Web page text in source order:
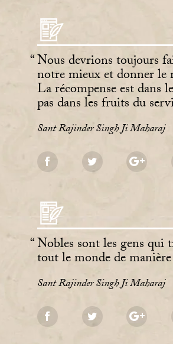
Nous devrions toujours
notre mieux et donner le
La récompense est dans
pas dans les fruits du
Sant Rajinder Singh Ji Maharaj
Nobles sont les gens qui
tout le monde de
Sant Rajinder Singh Ji Maharaj